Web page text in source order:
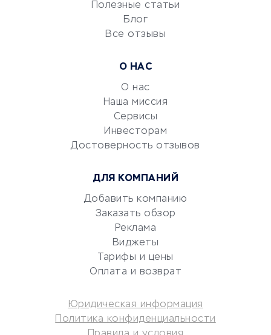
УСЛУГИ ДЛЯ БИЗНЕСА
документооборот
Консалтинговые компании
Аудиторские компании
Бухгалтерия онлайн
КРЕДИТЫ И ЗАЙМЫ
Потребительские кредиты
Полезные статьи
Блог
Все отзывы
О НАС
О нас
Наша миссия
Сервисы
Инвесторам
Достоверность отзывов
ДЛЯ КОМПАНИЙ
Добавить компанию
Заказать обзор
Реклама
Виджеты
Тарифы и цены
Оплата и возврат
Юридическая информация
Политика конфиденциальности